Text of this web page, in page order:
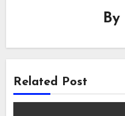
By
Related Post